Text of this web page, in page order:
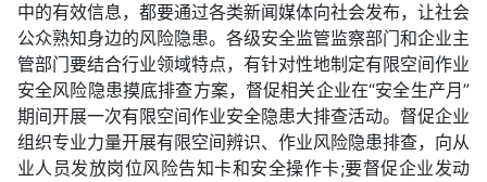
中的有效信息，都要通过各类新闻媒体向社会发布，让社会
公众熟知身边的风险隐患。各级安全监管监察部门和企业主
管部门要结合行业领域特点，有针对性地制定有限空间作业
安全风险隐患摸底排查方案，督促相关企业在“安全生产月”
期间开展一次有限空间作业安全隐患大排查活动。督促企业
组织专业力量开展有限空间辨识、作业风险隐患排查，向从
业人员发放岗位风险告知卡和安全操作卡;要督促企业发动